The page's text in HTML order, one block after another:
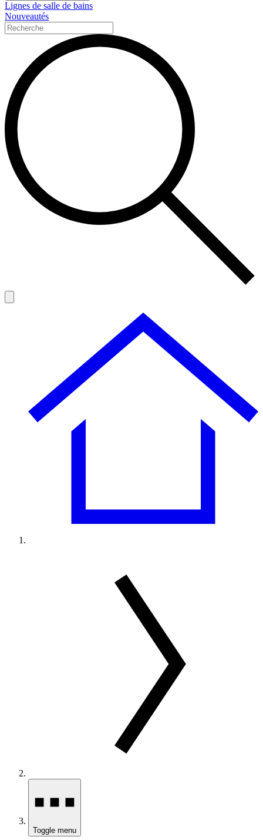
Lignes de salle de bains
Nouveautés
Toggle menu